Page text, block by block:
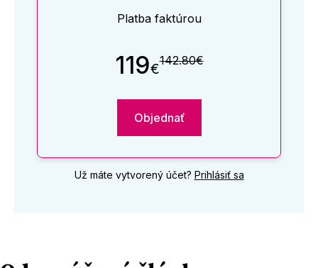
Platba faktúrou
119€142.80€
Objednať
Už máte vytvorený účet? Prihlásiť sa